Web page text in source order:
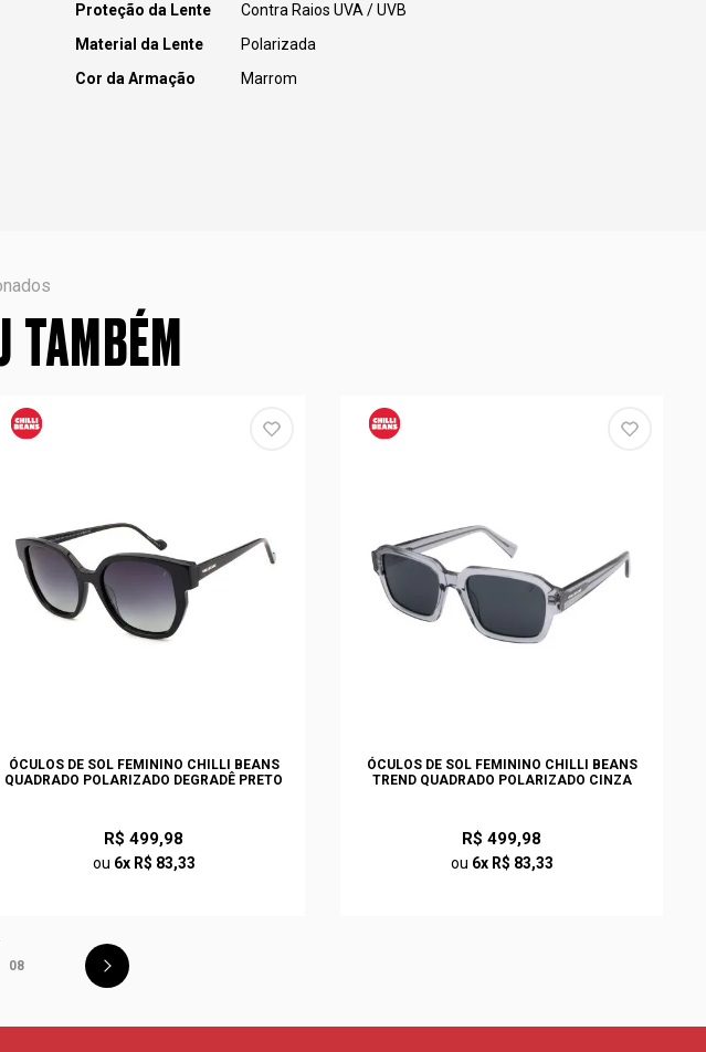
Proteção da Lente
Contra Raios UVA / UVB
Material da Lente
Polarizada
Cor da Armação
Marrom
ÓCULOS DE SOL FEMININO CHILLI BEANS
QUADRADO POLARIZADO DEGRADÊ PRETO
R$ 499,98
ou 6x R$ 83,33
ÓCULOS DE SOL FEMININO CHILLI BEANS
TREND QUADRADO POLARIZADO CINZA
R$ 499,98
ou 6x R$ 83,33
08